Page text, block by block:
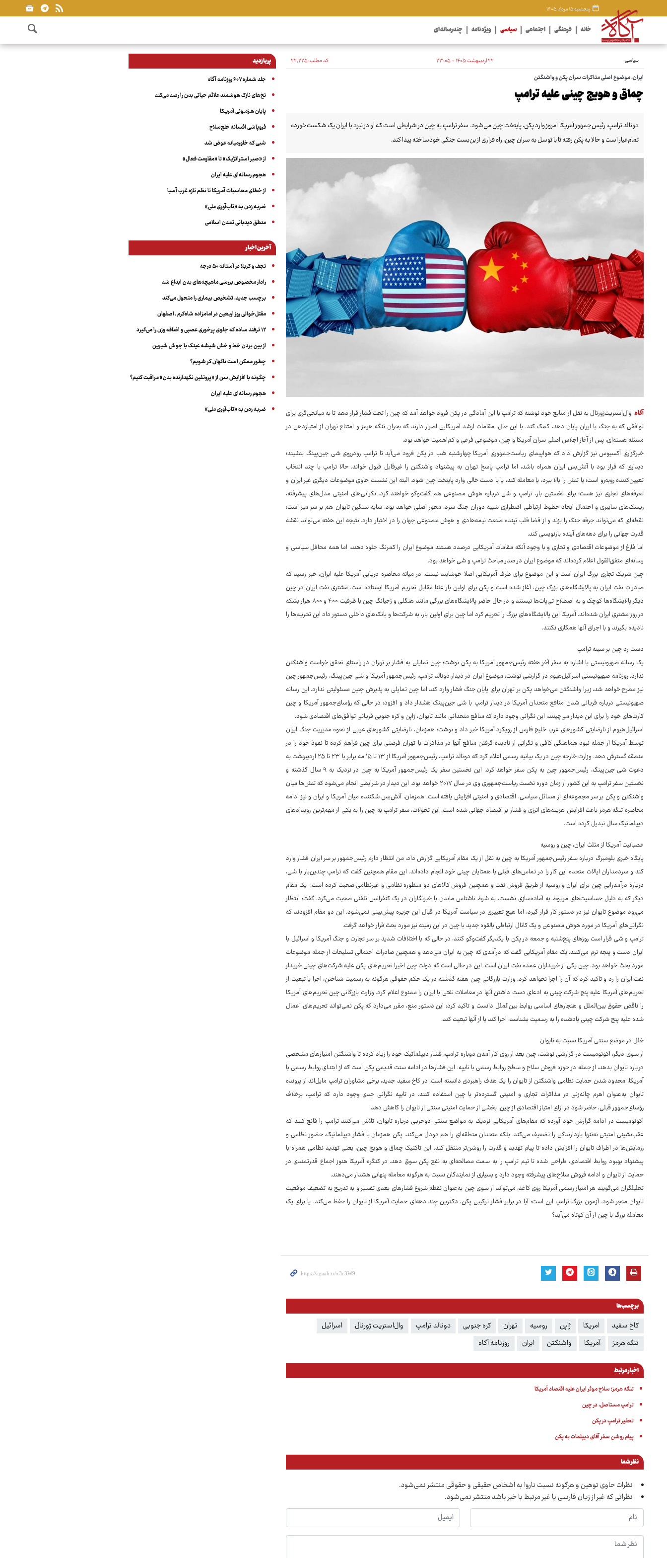
پنجشنبه ۱۵ مرداد ۱۴۰۵
خانه فرهنگی اجتماعی سیاسی ویژه نامه چندرسانه ای
سیاسی ۲۲ اردیبهشت ۱۴۰۵ - ۲۳:۰۵ کد مطلب:۲۲٬۲۲۵
ایران، موضوع اصلی مذاکرات سران پکن و واشنگتن
چماق و هویج چینی علیه ترامپ
دونالد ترامپ، رئیس‌جمهور آمریکا امروز وارد پکن، پایتخت چین می‌شود. سفر ترامپ به چین در شرایطی است که او در نبرد با ایران یک شکست‌خورده
تمام‌عیار است و حالا به پکن رفته تا با توسل به سران چین، راه فراری از بن‌بست جنگی خودساخته پیدا کند.
آگاه: وال‌استریت‌ژورنال به نقل از منابع خود نوشته که ترامپ با این آمادگی در پکن فرود خواهد آمد که چین را تحت فشار قرار دهد تا به میانجی‌گری برای
توافقی که به جنگ با ایران پایان دهد، کمک کند. با این حال، مقامات ارشد آمریکایی اصرار دارند که بحران تنگه هرمز و امتناع تهران از امتیازدهی در
مسئله هسته‌ای، پس از آغاز اجلاس اصلی سران آمریکا و چین، موضوعی فرعی و کم‌اهمیت خواهد بود.
خبرگزاری آکسیوس نیز گزارش داد که هواپیمای ریاست‌جمهوری آمریکا چهارشنبه شب در پکن فرود می‌آید تا ترامپ رودرروی شی جین‌پینگ بنشیند؛
دیداری که قرار بود با آتش‌بس ایران همراه باشد، اما ترامپ پاسخ تهران به پیشنهاد واشنگتن را غیرقابل قبول خواند. حالا ترامپ با چند انتخاب
تعیین‌کننده روبه‌رو است؛ یا تنش را بالا ببرد، یا معامله کند، یا با دست خالی وارد پایتخت چین شود. البته این نشست حاوی موضوعات دیگری غیر ایران و
تعرفه‌های تجاری نیز هست؛ برای نخستین بار، ترامپ و شی درباره هوش مصنوعی هم گفت‌وگو خواهند کرد. نگرانی‌های امنیتی مدل‌های پیشرفته،
ریسک‌های سایبری و احتمال ایجاد خطوط ارتباطی اضطراری شبیه دوران جنگ سرد، محور اصلی خواهد بود. سایه سنگین تایوان هم بر سر میز است؛
نقطه‌ای که می‌تواند جرقه جنگ را بزند و از قضا قلب تپنده صنعت نیمه‌هادی و هوش مصنوعی جهان را در اختیار دارد. نتیجه این هفته می‌تواند نقشه
قدرت جهانی را برای دهه‌های آینده بازنویسی کند.
اما فارغ از موضوعات اقتصادی و تجاری و با وجود آنکه مقامات آمریکایی درصدد هستند موضوع ایران را کمرنگ جلوه دهند، اما همه محافل سیاسی و
رسانه‌ای متفق‌القول اعلام کرده‌اند که موضوع ایران در صدر مباحث ترامپ و شی خواهد بود.
چین شریک تجاری بزرگ ایران است و این موضوع برای طرف آمریکایی اصلا خوشایند نیست. در میانه محاصره دریایی آمریکا علیه ایران، خبر رسید که
صادرات نفت ایران به پالایشگاه‌های بزرگ چین، آغاز شده است و پکن برای اولین بار علنا مقابل تحریم آمریکا ایستاده است. مشتری نفت ایران در چین
دیگر پالایشگاه‌ها کوچک و به اصطلاح تی‌پات‌ها نیستند و در حال حاضر پالایشگاه‌های بزرگی مانند هنگلی و ژجیانگ چین با ظرفیت ۴۰۰ و ۸۰۰ هزار بشکه
در روز مشتری ایران شده‌اند. آمریکا این پالایشگاه‌های بزرگ را تحریم کرد اما چین برای اولین بار، به شرکت‌ها و بانک‌های داخلی دستور داد این تحریم‌ها را
نادیده بگیرند و با اجرای آنها همکاری نکنند.
دست رد چین بر سینه ترامپ
یک رسانه صهیونیستی با اشاره به سفر آخر هفته رئیس‌جمهور آمریکا به پکن نوشت: چین تمایلی به فشار بر تهران در راستای تحقق خواست واشنگتن
ندارد. روزنامه صهیونیستی اسرائیل‌هیوم در گزارشی نوشت: موضوع ایران در دیدار دونالد ترامپ، رئیس‌جمهور آمریکا و شی جین‌پینگ، رئیس‌جمهور چین
نیز مطرح خواهد شد، زیرا واشنگتن می‌خواهد پکن بر تهران برای پایان جنگ فشار وارد کند اما چین تمایلی به پذیرش چنین مسئولیتی ندارد. این رسانه
صهیونیستی درباره قربانی شدن منافع متحدان آمریکا در دیدار ترامپ با شی جین‌پینگ هشدار داد و افزود: در حالی که رؤسای‌جمهور آمریکا و چین
کارت‌های خود را برای این دیدار می‌چینند، این نگرانی وجود دارد که منافع متحدانی مانند تایوان، ژاپن و کره جنوبی قربانی توافق‌های اقتصادی شود.
اسرائیل‌هیوم از نارضایتی کشورهای عرب خلیج فارس از رویکرد آمریکا خبر داد و نوشت: همزمان، نارضایتی کشورهای عربی از نحوه مدیریت جنگ ایران
توسط آمریکا از جمله نبود هماهنگی کافی و نگرانی از نادیده گرفتن منافع آنها در مذاکرات با تهران فرصتی برای چین فراهم کرده تا نفوذ خود را در
منطقه گسترش دهد. وزارت خارجه چین در یک بیانیه رسمی اعلام کرد که دونالد ترامپ، رئیس‌جمهور آمریکا از ۱۳ تا ۱۵ مه برابر با ۲۳ تا ۲۵ اردیبهشت به
دعوت شی جین‌پینگ، رئیس‌جمهور چین به پکن سفر خواهد کرد. این نخستین سفر یک رئیس‌جمهور آمریکا به چین در نزدیک به ۹ سال گذشته و
نخستین سفر ترامپ به این کشور از زمان دوره نخست ریاست‌جمهوری وی در سال ۲۰۱۷ خواهد بود. این دیدار در شرایطی انجام می‌شود که تنش‌ها میان
واشنگتن و پکن بر سر مجموعه‌ای از مسائل سیاسی، اقتصادی و امنیتی افزایش یافته است. همزمان، آتش‌بس شکننده میان آمریکا و ایران و نیز ادامه
محاصره تنگه هرمز باعث افزایش هزینه‌های انرژی و فشار بر اقتصاد جهانی شده است. این تحولات، سفر ترامپ به چین را به یکی از مهم‌ترین رویدادهای
دیپلماتیک سال تبدیل کرده است.
عصبانیت آمریکا از مثلث ایران، چین و روسیه
پایگاه خبری بلومبرگ درباره سفر رئیس‌جمهور آمریکا به چین به نقل از یک مقام آمریکایی گزارش داد، من انتظار دارم رئیس‌جمهور بر سر ایران فشار وارد
کند و سردمداران ایالات‌ متحده این کار را در تماس‌های قبلی با همتایان چینی خود انجام داده‌اند. این مقام همچنین گفت که ترامپ چندین‌بار با شی،
درباره درآمدزایی چین برای ایران و روسیه از طریق فروش نفت و همچنین فروش کالاهای دو منظوره نظامی و غیرنظامی صحبت کرده است. یک مقام
دیگر که به دلیل حساسیت‌های مربوط به آماده‌سازی نشست، به شرط ناشناس ماندن با خبرنگاران در یک کنفرانس تلفنی صحبت می‌کرد، گفت: انتظار
می‌رود موضوع تایوان نیز در دستور کار قرار گیرد، اما هیچ تغییری در سیاست آمریکا در قبال این جزیره پیش‌بینی نمی‌شود. این دو مقام افزودند که
نگرانی‌های آمریکا در مورد هوش مصنوعی و یک کانال ارتباطی بالقوه جدید با چین در این زمینه نیز مورد بحث قرار خواهد گرفت.
ترامپ و شی قرار است روزهای پنج‌شنبه و جمعه در پکن با یکدیگر گفت‌وگو کنند، در حالی که با اختلافات شدید بر سر تجارت و جنگ آمریکا و اسرائیل با
ایران دست و پنجه نرم می‌کنند. یک مقام آمریکایی گفت که درآمدی که چین به ایران می‌دهد و همچنین صادرات احتمالی تسلیحات از جمله موضوعات
مورد بحث خواهد بود. چین یکی از خریداران عمده نفت ایران است. این در حالی است که دولت چین اخیرا تحریم‌های پکن علیه شرکت‌های چینی خریدار
نفت ایران را رد و تاکید کرد که آن را اجرا نخواهد کرد. وزارت بازرگانی چین هفته گذشته در یک حکم حقوقی هرگونه به رسمیت شناختن، اجرا یا تبعیت از
تحریم‌های آمریکا علیه پنج شرکت چینی به ادعای دست داشتن آنها در معاملات نفتی با ایران را ممنوع اعلام کرد. وزارت بازرگانی چین تحریم‌های آمریکا
را ناقض حقوق بین‌الملل و هنجارهای اساسی روابط بین‌الملل دانست و تاکید کرد: این دستور منع، مقرر می‌دارد که پکن نمی‌تواند تحریم‌های اعمال
شده علیه پنج شرکت چینی یادشده را به رسمیت بشناسد، اجرا کند یا از آنها تبعیت کند.
خلل در موضع سنتی آمریکا نسبت به تایوان
از سوی دیگر، اکونومیست در گزارشی نوشت: چین بعد از روی کار آمدن دوباره ترامپ، فشار دیپلماتیک خود را زیاد کرده تا واشنگتن امتیازهای مشخصی
درباره تایوان بدهد، از جمله در حوزه فروش سلاح و سطح روابط رسمی با تایپه. این فشارها در ادامه سنت قدیمی پکن است که از ابتدای روابط رسمی با
آمریکا، محدود شدن حمایت نظامی واشنگتن از تایوان را یک هدف راهبردی دانسته است. در کاخ سفید جدید، برخی مشاوران ترامپ مایل‌اند از پرونده
تایوان به‌عنوان اهرم چانه‌زنی در مذاکرات تجاری و امنیتی گسترده‌تر با چین استفاده کنند. در تایپه نگرانی جدی وجود دارد که ترامپ، برخلاف
رؤسای‌جمهور قبلی، حاضر شود در ازای امتیاز اقتصادی از چین، بخشی از حمایت امنیتی سنتی از تایوان را کاهش دهد.
اکونومیست در ادامه گزارش خود آورده که مقام‌های آمریکایی نزدیک به مواضع سنتی دوحزبی درباره تایوان، تلاش می‌کنند ترامپ را قانع کنند که
عقب‌نشینی امنیتی نه‌تنها بازدارندگی را تضعیف می‌کند، بلکه متحدان منطقه‌ای را هم دودل می‌کند. پکن همزمان با فشار دیپلماتیک، حضور نظامی و
رزمایش‌ها در اطراف تایوان را افزایش داده تا پیام تهدید و قدرت را روشن‌تر منتقل کند. این تاکتیک چماق و هویج چین، یعنی تهدید نظامی همراه با
پیشنهاد بهبود روابط اقتصادی، طراحی شده تا تیم ترامپ را به سمت مصالحه‌ای به نفع پکن سوق دهد. در کنگره آمریکا هنوز اجماع قدرتمندی در
حمایت از تایوان و ادامه فروش سلاح‌های پیشرفته وجود دارد و بسیاری از نمایندگان نسبت به هرگونه معامله پنهانی هشدار می‌دهند.
تحلیلگران می‌گویند هر امتیاز رسمی آمریکا روی کاغذ، می‌تواند از سوی چین به‌عنوان نقطه شروع فشارهای بعدی تفسیر و به تدریج به تضعیف موقعیت
تایوان منجر شود. آزمون بزرگ ترامپ این است: آیا در برابر فشار ترکیبی پکن، دکترین چند دهه‌ای حمایت آمریکا از تایوان را حفظ می‌کند، یا برای یک
معامله بزرگ با چین از آن کوتاه می‌آید؟
برچسب‌ها
کاخ سفید امریکا ژاپن روسیه تهران کره جنوبی دونالد ترامپ وال‌استریت ژورنال
اسرائیل
تنگه هرمز
آمریکا واشنگتن ایران روزنامه آگاه
اخبار مرتبط
تنگه هرمز؛ سلاح موثر ایران علیه اقتصاد آمریکا
ترامپ مستاصل، در چین
تحقیر ترامپ در پکن
پیام روشن سفر آقای دیپلمات به پکن
نظر شما
نظرات حاوی توهین و هرگونه نسبت ناروا به اشخاص حقیقی و حقوقی منتشر نمی‌شود.
نظراتی که غیر از زبان فارسی یا غیر مرتبط با خبر باشد منتشر نمی‌شود.
پربازدید
جلد شماره ۶۰۷ روزنامه آگاه
نخ‌های نازک هوشمند علائم حیاتی بدن را رصد می‌کند
پایان هـژمـونی آمریـکا
فروپاشی افسانه خلع‌سلاح
شبی که خاورمیانه عوض شد
از «صبر استراتژیک» تا «مقاومت فعال»
هجوم رسانه‌ای علیه ایران
از خطای محاسبات آمریکا تا نظم تازه غرب آسیا
ضربه زدن به «تاب‌آوری ملی»
منطق دیدبانی تمدن اسلامی
آخرین اخبار
نجف و کربلا در آستانه ۵۰ درجه
رادار مخصوص بررسی ماهیچه‌های بدن ابداع شد
برچسب جدید، تشخیص بیماری را متحول می‌کند
مقتل‌خوانی روز اربعین در امامزاده شاه‌کرم ـ اصفهان
۱۲ ترفند ساده که جلوی پرخوری عصبی و اضافه ‌وزن را می‌گیرد
از بین بردن خط و خش شیشه عینک با جوش شیرین
چطور ممکن است ناگهان کر شویم؟
چگونه با افزایش سن از «پروتئین نگهدارنده بدن» مراقبت کنیم؟
هجوم رسانه‌ای علیه ایران
ضربه زدن به «تاب‌آوری ملی»